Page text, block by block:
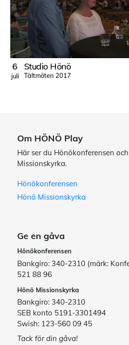
6
juli
Studio Hönö
Tältmöten 2017
Om HÖNÖ Play
Här ser du Hönökonferensen
Missionskyrka.
Hönökonferensen
Hönö Missionskyrka
Ge en gåva
Hönökonferensen
Bankgiro: 340-2310 (märk:
521 88 96
Hönö Missionskyrka
Bankgiro: 340-2310
SEB konto 5191-3301494
Swish: 123-560 09 45
Tack för din gåva!